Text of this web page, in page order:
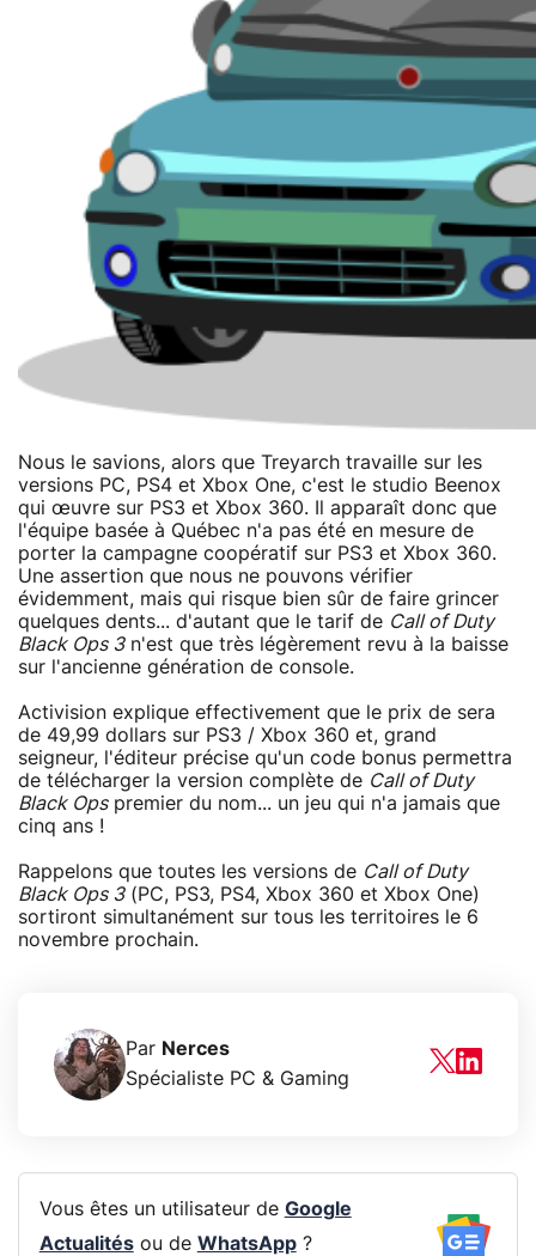
Nous le savions, alors que Treyarch travaille sur les
versions PC, PS4 et Xbox One, c'est le studio Beenox
qui œuvre sur PS3 et Xbox 360. Il apparaît donc que
l'équipe basée à Québec n'a pas été en mesure de
porter la campagne coopératif sur PS3 et Xbox 360.
Une assertion que nous ne pouvons vérifier
évidemment, mais qui risque bien sûr de faire grincer
quelques dents... d'autant que le tarif de Call of Duty
Black Ops 3n'est que très légèrement revu à la baisse
sur l'ancienne génération de console.
Activision explique effectivement que le prix de sera
de 49,99 dollars sur PS3 / Xbox 360 et, grand
seigneur, l'éditeur précise qu'un code bonus permettra
de télécharger la version complète de Call of Duty
Black Opspremier du nom... un jeu qui n'a jamais que
cinq ans !
Rappelons que toutes les versions de Call of Duty
Black Ops 3(PC, PS3, PS4, Xbox 360 et Xbox One)
sortiront simultanément sur tous les territoires le 6
novembre prochain.
Par Nerces
Spécialiste PC & Gaming
Vous êtes un utilisateur de Google
Actualitésou de WhatsApp?